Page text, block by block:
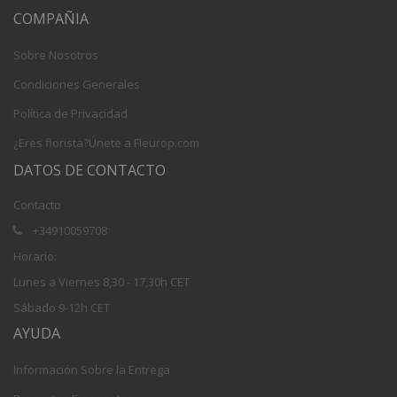
COMPAÑIA
Sobre Nosotros
Condiciones Generales
Política de Privacidad
¿Eres florista?Únete a Fleurop.com
DATOS DE CONTACTO
Contacto
+34910059708
Horario:
Lunes a Viernes 8,30 - 17,30h CET
Sábado 9-12h CET
AYUDA
Información Sobre la Entrega